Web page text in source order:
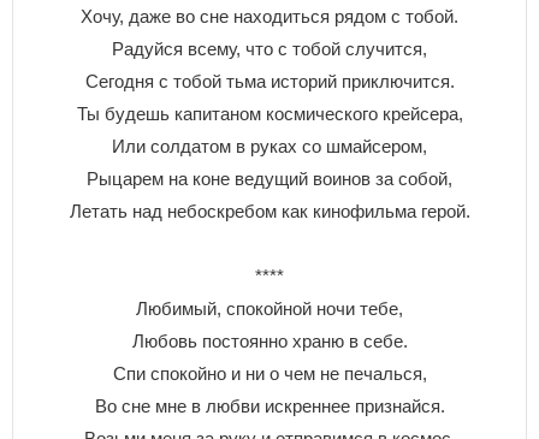
Хочу, даже во сне находиться рядом с тобой.
Радуйся всему, что с тобой случится,
Сегодня с тобой тьма историй приключится.
Ты будешь капитаном космического крейсера,
Или солдатом в руках со шмайсером,
Рыцарем на коне ведущий воинов за собой,
Летать над небоскребом как кинофильма герой.
****
Любимый, спокойной ночи тебе,
Любовь постоянно храню в себе.
Спи спокойно и ни о чем не печалься,
Во сне мне в любви искреннее признайся.